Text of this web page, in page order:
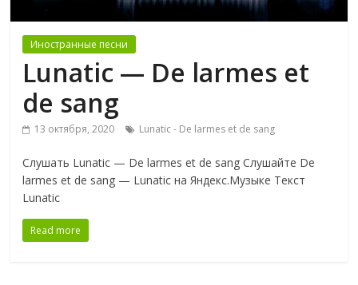
Иностранные песни
Lunatic — De larmes et
de sang
13 октября, 2020 Lunatic - De larmes et de sang
Слушать Lunatic — De larmes et de sang Слушайте De
larmes et de sang — Lunatic на Яндекс.Музыке Текст
Lunatic
Read more